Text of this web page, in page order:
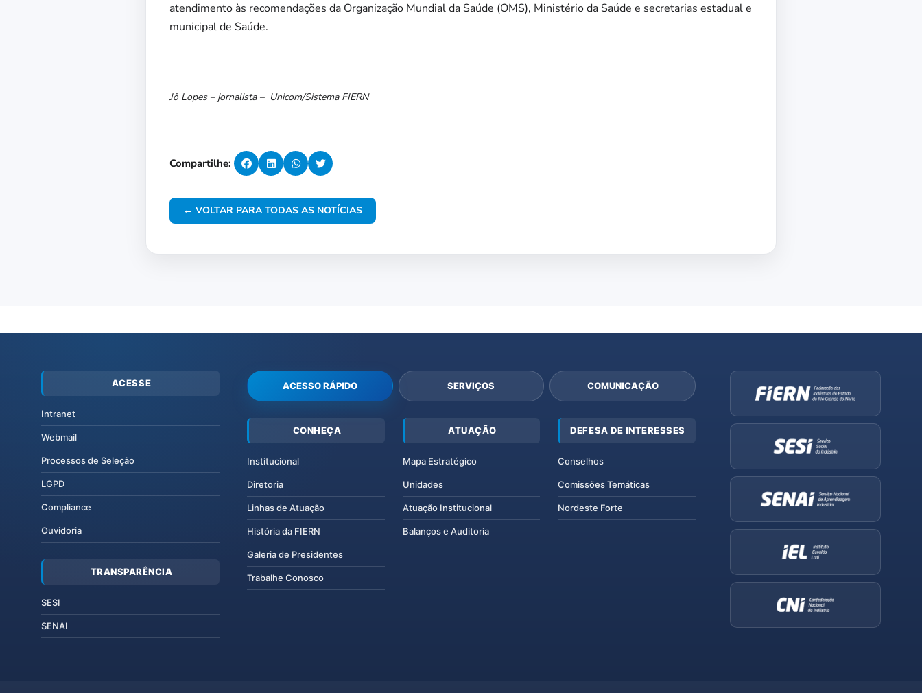
atendimento às recomendações da Organização Mundial da Saúde (OMS), Ministério da Saúde e secretarias estadual e
municipal de Saúde.
Jô Lopes – jornalista – Unicom/Sistema FIERN
Compartilhe:
← VOLTAR PARA TODAS AS NOTÍCIAS
ACESSE
Intranet
Webmail
Processos de Seleção
LGPD
Compliance
Ouvidoria
TRANSPARÊNCIA
SESI
SENAI
ACESSO RÁPIDO SERVIÇOS COMUNICAÇÃO
CONHEÇA
Institucional
Diretoria
Linhas de Atuação
História da FIERN
Galeria de Presidentes
Trabalhe Conosco
ATUAÇÃO
Mapa Estratégico
Unidades
Atuação Institucional
Balanços e Auditoria
DEFESA DE INTERESSES
Conselhos
Comissões Temáticas
Nordeste Forte